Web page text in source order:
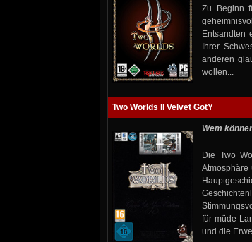
Zu Beginn
Entsandten
Ihrer
anderen
wollen...
Two Worlds II Velvet GotY
Wem
Die Two
Atmosphäre
für müde
und die